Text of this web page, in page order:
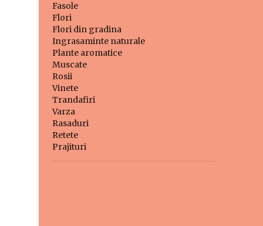
Fasole
Flori
Flori din gradina
Ingrasaminte naturale
Plante aromatice
Muscate
Rosii
Vinete
Trandafiri
Varza
Rasaduri
Retete
Prajituri